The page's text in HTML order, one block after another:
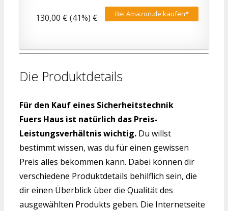
Bei Amazon.de kaufen*
130,00 € (41%) €
Die Produktdetails
Für den Kauf eines Sicherheitstechnik
Fuers Haus ist natürlich das Preis-
Leistungsverhältnis wichtig. Du willst
bestimmt wissen, was du für einen gewissen
Preis alles bekommen kann. Dabei können dir
verschiedene Produktdetails behilflich sein, die
dir einen Überblick über die Qualität des
ausgewählten Produkts geben. Die Internetseite